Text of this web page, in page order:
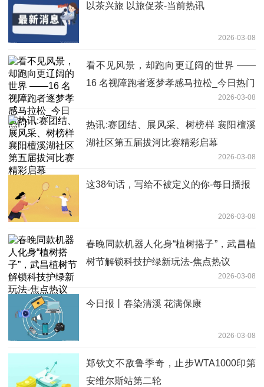
以茶兴旅 以旅促茶-当前热讯
2026-03-08
看不见风景，却跑向更辽阔的世界 ——
16 名视障跑者逐梦孝感马拉松_今日热门
2026-03-08
热讯:赛团结、展风采、树榜样 襄阳檀溪
湖社区第五届拔河比赛精彩启幕
2026-03-08
这38句话，写给不被定义的你-每日播报
2026-03-08
春晚同款机器人化身“植树搭子”，武昌植
树节解锁科技护绿新玩法-焦点热议
2026-03-08
今日报丨春染清溪 花满保康
2026-03-08
郑钦文不敌鲁季奇，止步WTA1000印第
安维尔斯站第二轮